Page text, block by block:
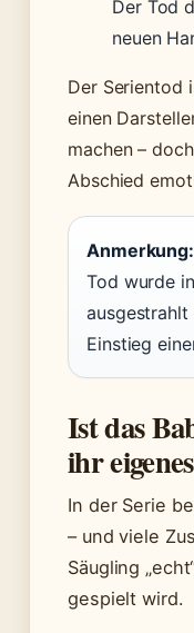
Der Tod
neuen
Der Serientod
einen
machen –
Abschied
Anmerkung:
Tod wurde
Einstieg
Ist das
ihr
In der Serie
– und viele
Säugling
gespielt wird.